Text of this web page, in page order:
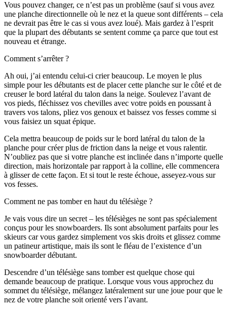
Vous pouvez changer, ce n’est pas un problème (sauf si vous avez
une planche directionnelle où le nez et la queue sont différents – cela
ne devrait pas être le cas si vous avez loué). Mais gardez à l’esprit
que la plupart des débutants se sentent comme ça parce que tout est
nouveau et étrange.
Comment s’arrêter ?
Ah oui, j’ai entendu celui-ci crier beaucoup. Le moyen le plus
simple pour les débutants est de placer cette planche sur le côté et de
creuser le bord latéral du talon dans la neige. Soulevez l’avant de
vos pieds, fléchissez vos chevilles avec votre poids en poussant à
travers vos talons, pliez vos genoux et baissez vos fesses comme si
vous faisiez un squat épique.
Cela mettra beaucoup de poids sur le bord latéral du talon de la
planche pour créer plus de friction dans la neige et vous ralentir.
N’oubliez pas que si votre planche est inclinée dans n’importe quelle
direction, mais horizontale par rapport à la colline, elle commencera
à glisser de cette façon. Et si tout le reste échoue, asseyez-vous sur
vos fesses.
Comment ne pas tomber en haut du télésiège ?
Je vais vous dire un secret – les télésièges ne sont pas spécialement
conçus pour les snowboarders. Ils sont absolument parfaits pour les
skieurs car vous gardez simplement vos skis droits et glissez comme
un patineur artistique, mais ils sont le fléau de l’existence d’un
snowboarder débutant.
Descendre d’un télésiège sans tomber est quelque chose qui
demande beaucoup de pratique. Lorsque vous vous approchez du
sommet du télésiège, mélangez latéralement sur une joue pour que le
nez de votre planche soit orienté vers l’avant.